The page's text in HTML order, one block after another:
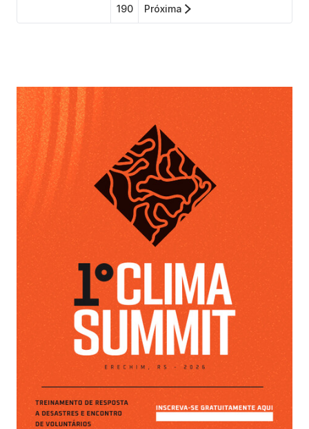
190 Próxima